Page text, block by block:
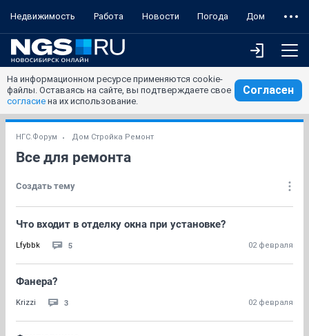
Недвижимость Работа Новости Погода Дом
На информационном ресурсе применяются cookie-
файлы. Оставаясь на сайте, вы подтверждаете свое
согласие на их использование.
Согласен
НГС.Форум Дом Стройка Ремонт
Все для ремонта
Создать тему
Что входит в отделку окна при установке?
Lfybbk 5 02 февраля
Фанера?
Krizzi 3 02 февраля